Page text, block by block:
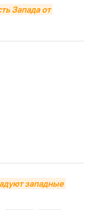
Запада от
западные